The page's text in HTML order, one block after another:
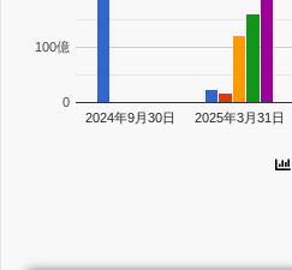
2024年9月30日 2025年3月31日
0
100億